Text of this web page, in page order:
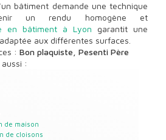
bâtiment demande une technique
un rendu homogène et
en bâtiment à Lyon garantit une
aux différentes surfaces.
: Bon plaquiste, Pesenti Père
:
de maison
de cloisons